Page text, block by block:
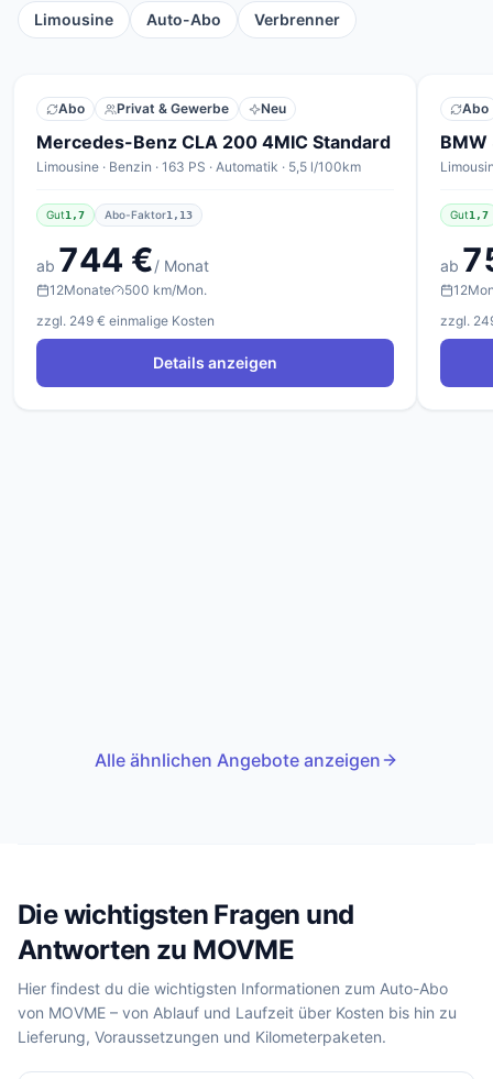
Limousine Auto-Abo Verbrenner
Abo Privat & Gewerbe Neu
Mercedes-Benz CLA 200 4MIC Standard
Limousine · Benzin · 163 PS · Automatik · 5,5 l/100km
Gut1,7 Abo-Faktor1,13
ab 744 €/ Monat
12Monate
500 km/Mon.
zzgl. 249 € einmalige Kosten
Details anzeigen
Abo
Gut1,7
ab
12
zzgl.
Alle ähnlichen Angebote anzeigen
Die wichtigsten Fragen und
Antworten zu MOVME
Hier findest du die wichtigsten Informationen zum Auto-Abo
von MOVME – von Ablauf und Laufzeit über Kosten bis hin zu
Lieferung, Voraussetzungen und Kilometerpaketen.